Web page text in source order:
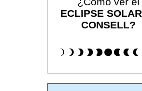
ECLIPSE SOLAR
CONSELL?